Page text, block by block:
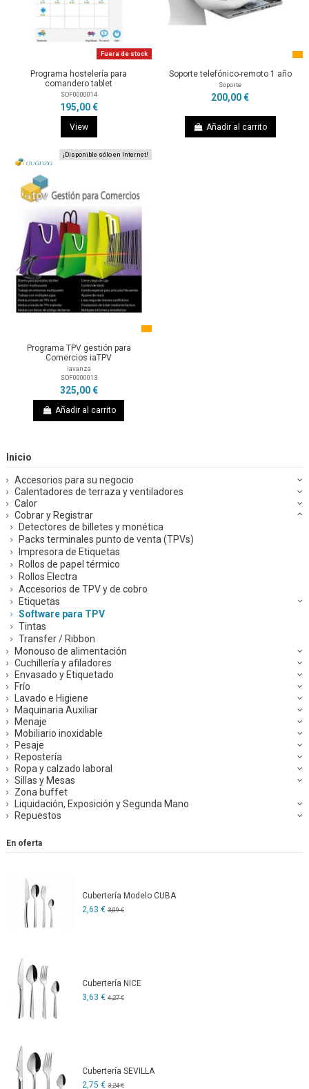
Fuera de stock
Programa hostelería para
comandero tablet
SOF0000014
195,00 €
View
Soporte telefónico-remoto 1 año
Soporte
200,00 €
Añadir al carrito
¡Disponible sólo en Internet!
Programa TPV gestión para
Comercios iaTPV
iavanza
SOF0000013
325,00 €
Añadir al carrito
Inicio
Accesorios para su negocio
Calentadores de terraza y ventiladores
Calor
Cobrar y Registrar
Detectores de billetes y monética
Packs terminales punto de venta (TPVs)
Impresora de Etiquetas
Rollos de papel térmico
Rollos Electra
Accesorios de TPV y de cobro
Etiquetas
Software para TPV
Tintas
Transfer / Ribbon
Monouso de alimentación
Cuchillería y afiladores
Envasado y Etiquetado
Frío
Lavado e Higiene
Maquinaria Auxiliar
Menaje
Mobiliario inoxidable
Pesaje
Repostería
Ropa y calzado laboral
Sillas y Mesas
Zona buffet
Liquidación, Exposición y Segunda Mano
Repuestos
En oferta
Cubertería Modelo CUBA
2,63 € 3,09 €
Cubertería NICE
3,63 € 4,27 €
Cubertería SEVILLA
2,75 € 3,24 €